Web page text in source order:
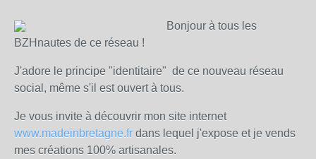
Bonjour à tous les
BZHnautes de ce réseau !
J'adore le principe "identitaire" de ce nouveau réseau
social, même s'il est ouvert à tous.
Je vous invite à découvrir mon site internet
www.madeinbretagne.fr dans lequel j'expose et je vends
mes créations 100% artisanales.